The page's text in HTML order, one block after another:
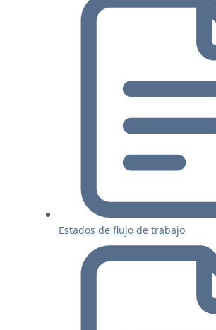
Estados de flujo de trabajo